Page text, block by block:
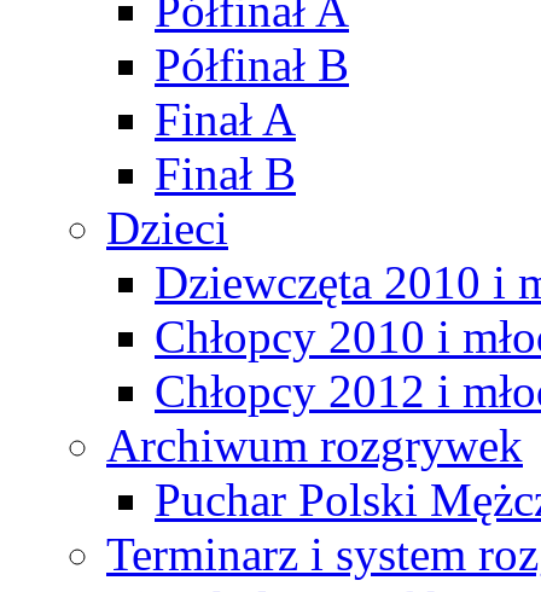
Półfinał B
Finał A
Finał B
Dzieci
Dziewczęta 2010 i
Chłopcy 2010 i
Chłopcy 2012 i
Archiwum rozgrywek
Puchar Polski
Terminarz i system